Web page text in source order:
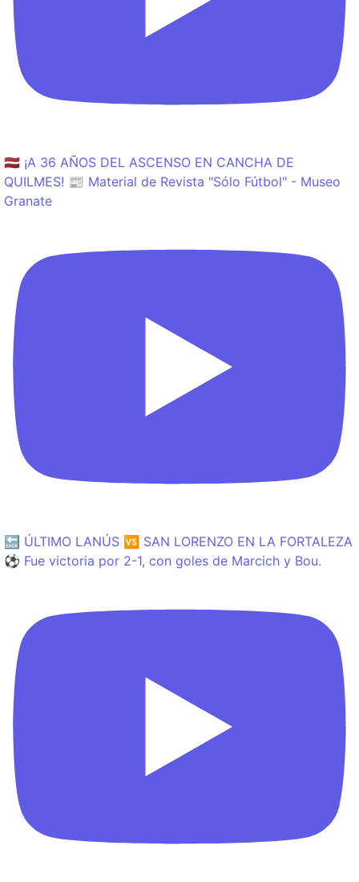
🇱🇻 ¡A 36 AÑOS DEL ASCENSO EN CANCHA DE
QUILMES! 📰 Material de Revista "Sólo Fútbol" - Museo
Granate
🔙 ÚLTIMO LANÚS 🆚 SAN LORENZO EN LA FORTALEZA
⚽️ Fue victoria por 2-1, con goles de Marcich y Bou.